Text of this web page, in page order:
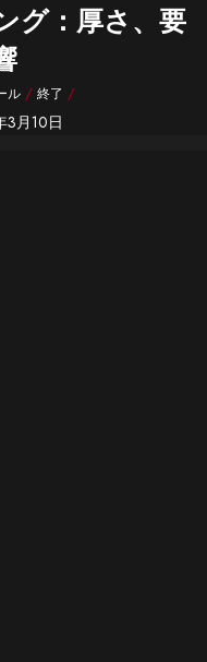
グ：厚さ、要
ル/ 終了 /
3月10日